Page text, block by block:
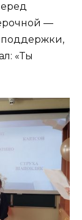
—
поддержки,
«Ты